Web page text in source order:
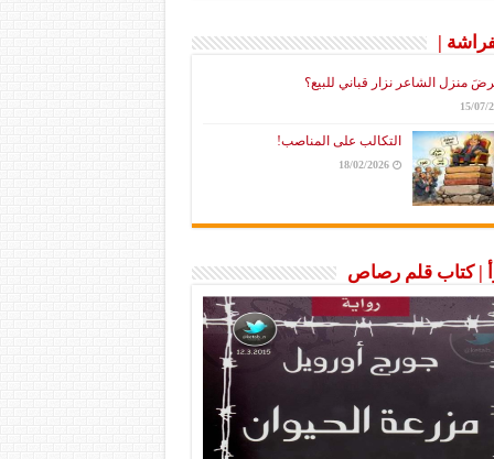
|
منزل الشاعر نزار قباني للبيع؟
15/07/
التكالب على المناصب!
18/02/2026
| كتاب قلم رصاص